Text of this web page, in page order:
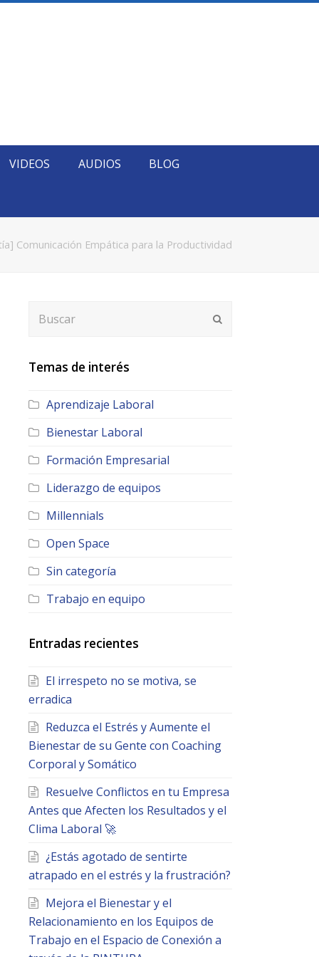
VIDEOS AUDIOS BLOG
Comunicación Empática para la Productividad
Temas de interés
Aprendizaje Laboral
Bienestar Laboral
Formación Empresarial
Liderazgo de equipos
Millennials
Open Space
Sin categoría
Trabajo en equipo
Entradas recientes
El irrespeto no se motiva, se
erradica
Reduzca el Estrés y Aumente el
Bienestar de su Gente con Coaching
Corporal y Somático
Resuelve Conflictos en tu Empresa
Antes que Afecten los Resultados y el
Clima Laboral 🚀
¿Estás agotado de sentirte
atrapado en el estrés y la frustración?
Mejora el Bienestar y el
Relacionamiento en los Equipos de
Trabajo en el Espacio de Conexión a